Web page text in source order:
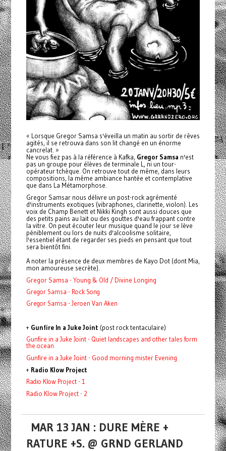
« Lorsque GregorSamsa s'éveilla un matin au sortir de rêves
agités, il se retrouva dans son lit changé en un énorme
cancrelat. »
Ne vous fiez pas à la référence à Kafka, GregorSamsa n'est
pas un groupe pour élèves de terminale L, ni un tour-
opérateur tchèque. On retrouve tout de même, dans leurs
compositions, la même ambiance hantée et contemplative
que dans La Métamorphose.
GregorSamsar nous délivre un post-rock agrémenté
d'instruments exotiques (vibraphones, clarinette, violon). Les
voix de Champ Benett et Nikki Kingh sont aussi douces que
des petits pains au lait ou des gouttes d'eau frappant contre
la vitre. On peut écouter leur musique quand le jour se lève
péniblement ou lors de nuits d'alcoolisme solitaire,
l'essentiel étant de regarder ses pieds en pensant que tout
sera bientôt fini.
A noter la présence de deux membres de Kayo Dot (dont Mia,
mon amoureuse secrète).
Gregor Samsa - Young & Old / Divine Longing
Gregor Samsa - Rock Song
Gregor Samsa - Jeroen Van Aken
+ Gunfire In a Juke Joint (post rock tentaculaire)
Gunfire in a Juke Joint - Quiet landscapes and other tales form
the ocean
Gunfire in a Juke Joint - Good morning mister Evening
+ Radio Klow Project
Radio Klow Project - 1
Radio Klow Project - 2
MAR 13 JAN : DURE MÈRE +
RATURE +S. @ GRND GERLAND